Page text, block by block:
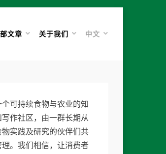
文章 关于我们 中文
可持续食物与农业的知
作社区，由一群长期从
实践及研究的伙伴们共
理。我们相信，让消费者